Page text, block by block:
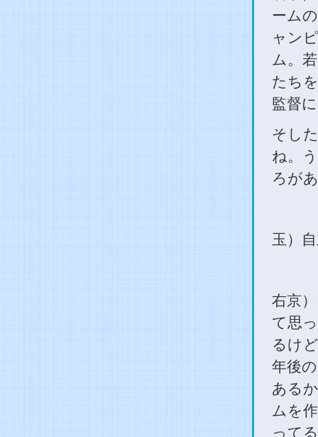
ーム
ャン
ム。
たち
監督
そし
ね。
ろが
玉）
右京
て思
るけ
年後
ある
ムを
って